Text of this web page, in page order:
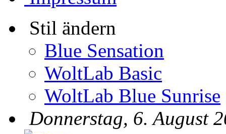
Stil ändern
Blue Sensation
WoltLab Basic
WoltLab Blue Sunrise
Donnerstag, 6. August